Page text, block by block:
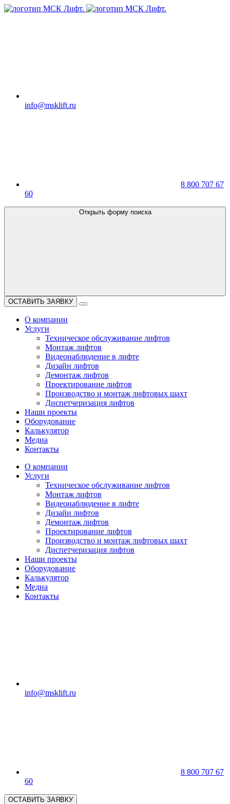
info@msklift.ru
8 800 707 67
60
Открыть форму поиска
ОСТАВИТЬ ЗАЯВКУ
О компании
Услуги
Техническое обслуживание лифтов
Монтаж лифтов
Видеонаблюдение в лифте
Дизайн лифтов
Демонтаж лифтов
Проектирование лифтов
Производство и монтаж лифтовых шахт
Диспетчеризация лифтов
Наши проекты
Оборудование
Калькулятор
Медиа
Контакты
О компании
Услуги
Техническое обслуживание лифтов
Монтаж лифтов
Видеонаблюдение в лифте
Дизайн лифтов
Демонтаж лифтов
Проектирование лифтов
Производство и монтаж лифтовых шахт
Диспетчеризация лифтов
Наши проекты
Оборудование
Калькулятор
Медиа
Контакты
info@msklift.ru
8 800 707 67
60
ОСТАВИТЬ ЗАЯВКУ